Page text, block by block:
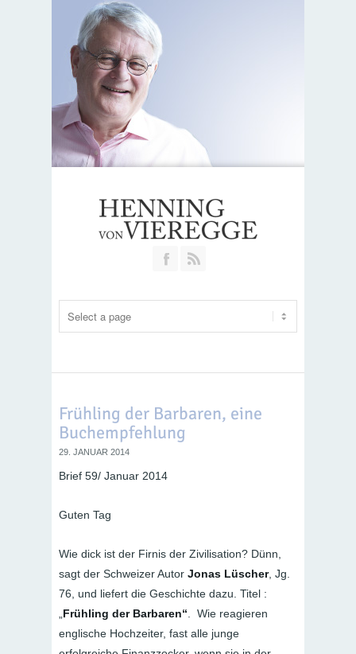
Join our Facebook Group
Frühling der Barbaren, eine
Buchempfehlung
29. JANUAR 2014
Brief 59/ Januar 2014
Guten Tag
Wie dick ist der Firnis der Zivilisation? Dünn,
sagt der Schweizer Autor Jonas Lüscher, Jg.
76, und liefert die Geschichte dazu. Titel :
Frühling der Barbaren“ . Wie reagieren
englische Hochzeiter, fast alle junge